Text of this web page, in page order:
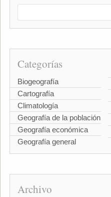
Categorías
Biogeografía
Cartografía
Climatología
Geografía de la población
Geografía económica
Geografía general
Archivo